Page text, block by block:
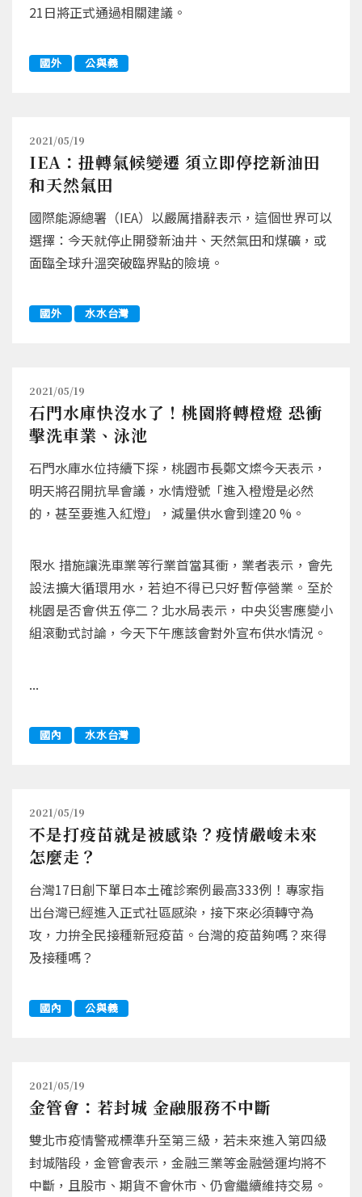
21日將正式通過相關建議。
國外 公與義
2021/05/19
IEA：扭轉氣候變遷 須立即停挖新油田
和天然氣田
國際能源總署（IEA）以嚴厲措辭表示，這個世界可以
選擇：今天就停止開發新油井、天然氣田和煤礦，或
面臨全球升溫突破臨界點的險境。
國外 水水台灣
2021/05/19
石門水庫快沒水了！桃園將轉橙燈 恐衝
擊洗車業、泳池
石門水庫水位持續下探，桃園市長鄭文燦今天表示，
明天將召開抗旱會議，水情燈號「進入橙燈是必然
的，甚至要進入紅燈」，減量供水會到達20 %。
限水 措施讓洗車業等行業首當其衝，業者表示，會先
設法擴大循環用水，若迫不得已只好暫停營業。至於
桃園是否會供五停二？北水局表示，中央災害應變小
組滾動式討論，今天下午應該會對外宣布供水情況。
...
國內 水水台灣
2021/05/19
不是打疫苗就是被感染？疫情嚴峻未來
怎麼走？
台灣17日創下單日本土確診案例最高333例！專家指
出台灣已經進入正式社區感染，接下來必須轉守為
攻，力拚全民接種新冠疫苗。台灣的疫苗夠嗎？來得
及接種嗎？
國內 公與義
2021/05/19
金管會：若封城 金融服務不中斷
雙北市疫情警戒標準升至第三級，若未來進入第四級
封城階段，金管會表示，金融三業等金融營運均將不
中斷，且股市、期貨不會休市、仍會繼續維持交易。